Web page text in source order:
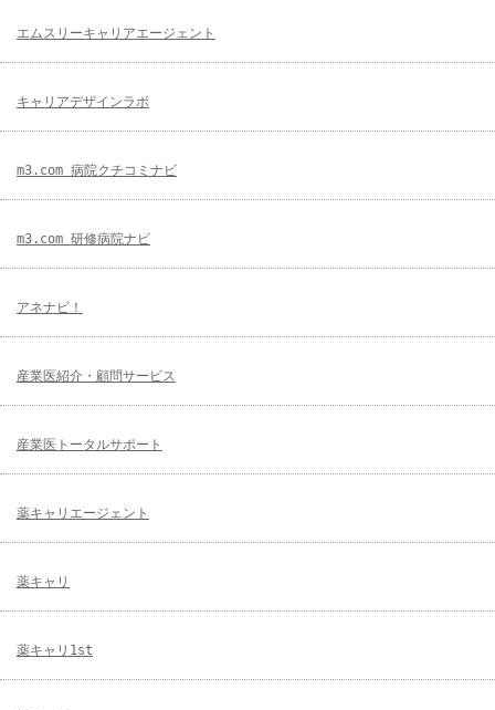
エムスリーキャリアエージェント
キャリアデザインラボ
m3.com 病院クチコミナビ
m3.com 研修病院ナビ
アネナビ！
産業医紹介・顧問サービス
産業医トータルサポート
薬キャリエージェント
薬キャリ
薬キャリ1st